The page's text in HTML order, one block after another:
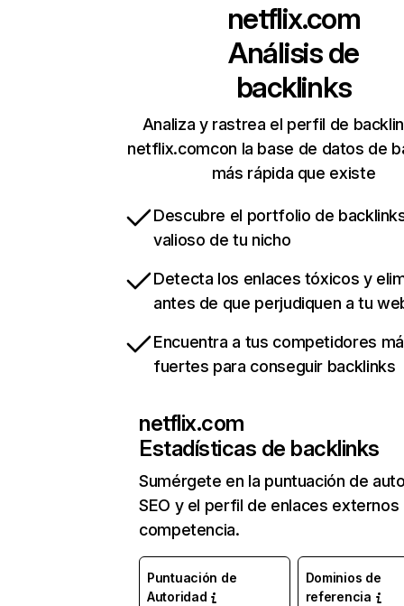
netflix.com
Análisis de
backlinks
Analiza y rastrea el perfil de
netflix.comcon la base de datos de
más rápida que existe
Descubre el portfolio de
valioso de tu nicho
Detecta los enlaces tóxicos y
antes de que perjudiquen a tu
Encuentra a tus competidores
fuertes para conseguir backlinks
netflix.com
Estadísticas de backlinks
Sumérgete en la puntuación de
SEO y el perfil de enlaces externos
competencia.
Puntuación de
Autoridad
Dominios de
referencia